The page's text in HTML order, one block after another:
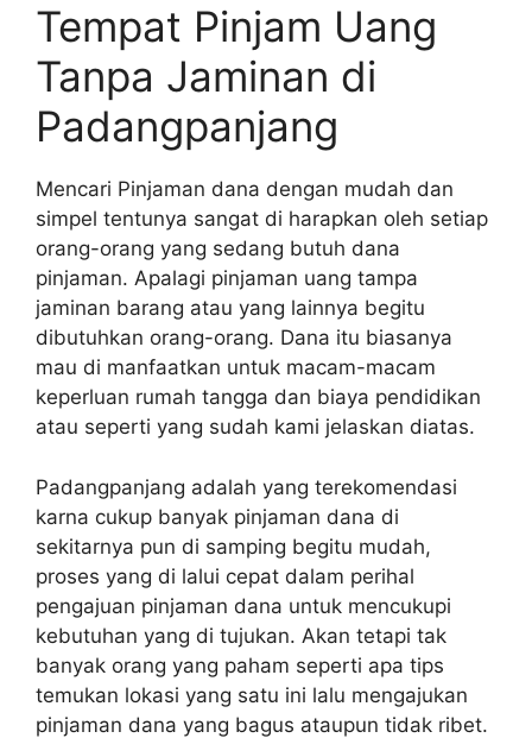
Tempat Pinjam Uang
Tanpa Jaminan di
Padangpanjang
Mencari Pinjaman dana dengan mudah dan
simpel tentunya sangat di harapkan oleh setiap
orang-orang yang sedang butuh dana
pinjaman. Apalagi pinjaman uang tampa
jaminan barang atau yang lainnya begitu
dibutuhkan orang-orang. Dana itu biasanya
mau di manfaatkan untuk macam-macam
keperluan rumah tangga dan biaya pendidikan
atau seperti yang sudah kami jelaskan diatas.
Padangpanjang adalah yang terekomendasi
karna cukup banyak pinjaman dana di
sekitarnya pun di samping begitu mudah,
proses yang di lalui cepat dalam perihal
pengajuan pinjaman dana untuk mencukupi
kebutuhan yang di tujukan. Akan tetapi tak
banyak orang yang paham seperti apa tips
temukan lokasi yang satu ini lalu mengajukan
pinjaman dana yang bagus ataupun tidak ribet.